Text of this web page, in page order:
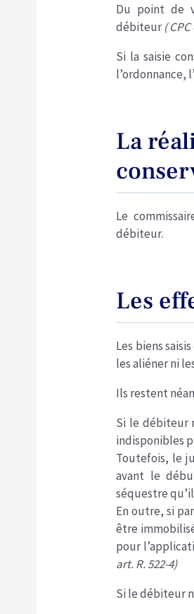
Du point de
débiteur(
Si la saisie
l’ordonnance,
La
Le
débiteur.
Les
Les biens
les aliéner ni
Ils restent
Si le débiteur
indisponibles
Toutefois, le
avant le
séquestre
En outre, si
être
pour
art. R. 522-4)
Si le débiteur